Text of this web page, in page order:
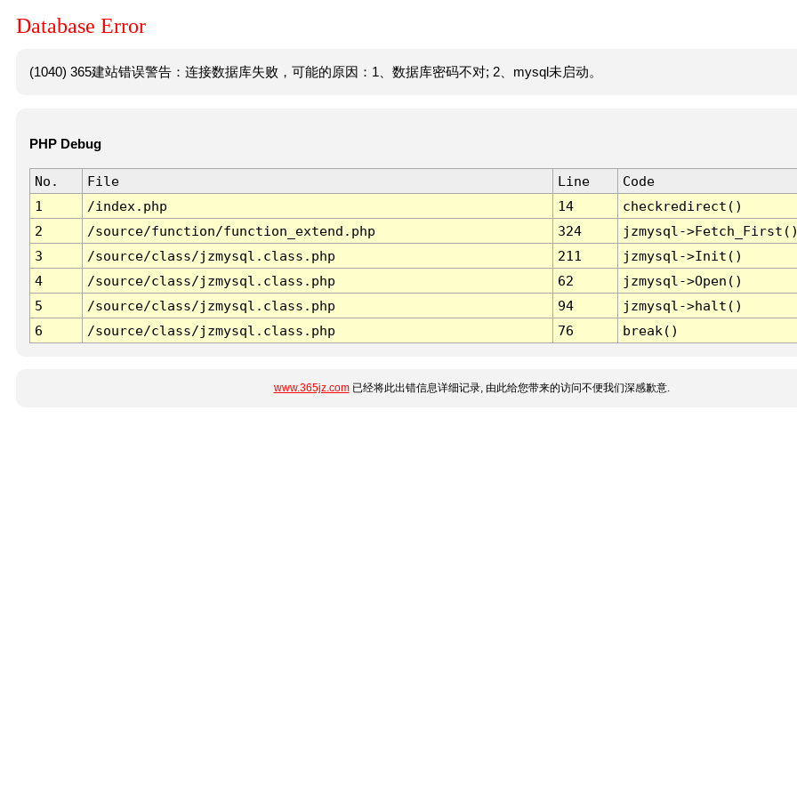
Database Error
(1040) 365建站错误警告：连接数据库失败，可能的原因：1、数据库密码不对; 2、mysql未启动。
PHP Debug
No. File Line
Code
1
/index.php 14
checkredirect()
2
/source/function/function_extend.php 324
jzmysql-
3
/source/class/jzmysql.class.php 211
jzmysql->Init()
4
/source/class/jzmysql.class.php 62
jzmysql->Open()
5
/source/class/jzmysql.class.php 94
jzmysql->halt()
6
/source/class/jzmysql.class.php 76 break()
www.365jz.com已经将此出错信息详细记录, 由此给您带来的访问不便我们深感歉意.